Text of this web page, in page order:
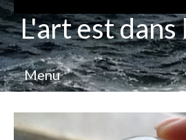
L'art est
Menu